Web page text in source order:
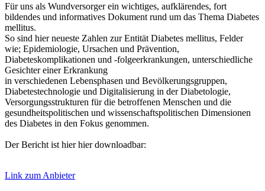
Für uns als Wundversorger ein wichtiges, aufklärendes, fort
bildendes und informatives Dokument rund um das Thema Diabetes
mellitus.
So sind hier neueste Zahlen zur Entität Diabetes mellitus, Felder
wie; Epidemiologie, Ursachen und Prävention,
Diabeteskomplikationen und -folgeerkrankungen, unterschiedliche
Gesichter einer Erkrankung
in verschiedenen Lebensphasen und Bevölkerungsgruppen,
Diabetestechnologie und Digitalisierung in der Diabetologie,
Versorgungsstrukturen für die betroffenen Menschen und die
gesundheitspolitischen und wissenschaftspolitischen Dimensionen
des Diabetes in den Fokus genommen.
Der Bericht ist hier hier downloadbar:
Link zum Anbieter